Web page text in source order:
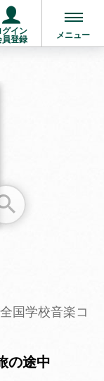
グイン
員登録
メニュー
国学校音楽コ
の途中